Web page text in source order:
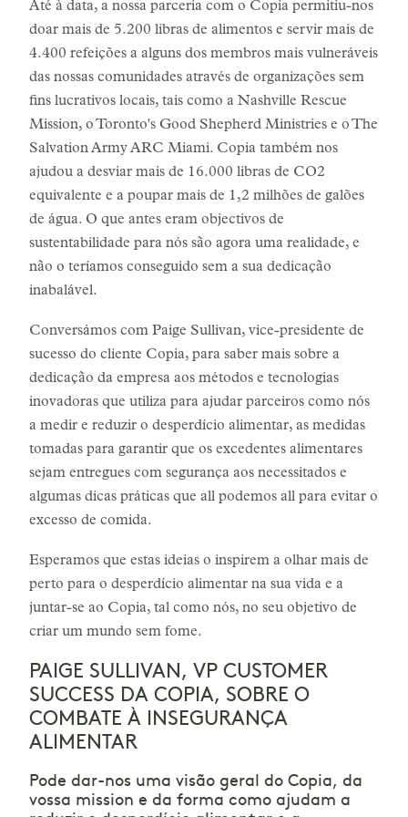
Até à data, a nossa parceria com o Copia permitiu-nos
doar mais de 5.200 libras de alimentos e servir mais de
4.400 refeições a alguns dos membros mais vulneráveis
das nossas comunidades através de organizações sem
fins lucrativos locais, tais como a Nashville Rescue
Mission, o Toronto's Good Shepherd Ministries e o The
Salvation Army ARC Miami. Copia também nos
ajudou a desviar mais de 16.000 libras de CO2
equivalente e a poupar mais de 1,2 milhões de galões
de água. O que antes eram objectivos de
sustentabilidade para nós são agora uma realidade, e
não o teríamos conseguido sem a sua dedicação
inabalável.
Conversámos com Paige Sullivan, vice-presidente de
sucesso do cliente Copia, para saber mais sobre a
dedicação da empresa aos métodos e tecnologias
inovadoras que utiliza para ajudar parceiros como nós
a medir e reduzir o desperdício alimentar, as medidas
tomadas para garantir que os excedentes alimentares
sejam entregues com segurança aos necessitados e
algumas dicas práticas que all podemos all para evitar o
excesso de comida.
Esperamos que estas ideias o inspirem a olhar mais de
perto para o desperdício alimentar na sua vida e a
juntar-se ao Copia, tal como nós, no seu objetivo de
criar um mundo sem fome.
PAIGE SULLIVAN, VP CUSTOMER
SUCCESS DA COPIA, SOBRE O
COMBATE À INSEGURANÇA
ALIMENTAR
Pode dar-nos uma visão geral do Copia, da
vossa mission e da forma como ajudam a